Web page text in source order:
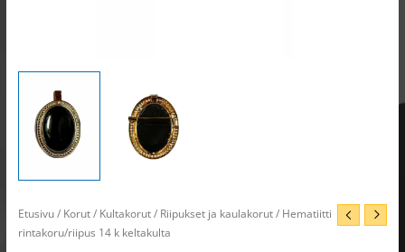
Etusivu/ Korut/ Kultakorut/ Riipukset ja kaulakorut/ Hematiitti
rintakoru/riipus 14 k keltakulta